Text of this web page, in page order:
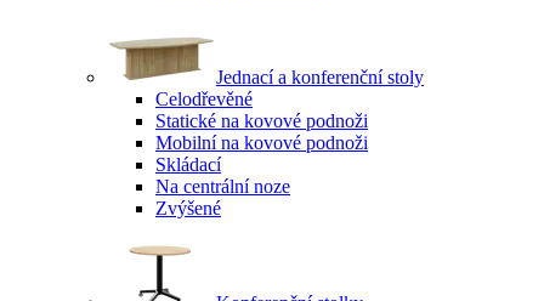
Jednací a konferenční stoly
Celodřevěné
Statické na kovové podnoži
Mobilní na kovové podnoži
Skládací
Na centrální noze
Zvýšené